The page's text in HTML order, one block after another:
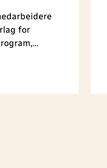
for
og
Totalt deler